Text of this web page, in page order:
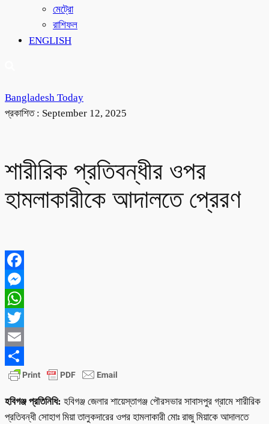
মেট্রো
রাশিফল
ENGLISH
Bangladesh Today
প্রকাশিত : September 12, 2025
শারীরিক প্রতিবন্ধীর ওপর
হামলাকারীকে আদালতে প্রেরণ
Facebook
Messenger
WhatsApp
Twitter
Email
Share
হবিগঞ্জ প্রতিনিধি: হবিগঞ্জ জেলার শায়েস্তাগঞ্জ পৌরসভার সাবাসপুর গ্রামে শারীরিক
প্রতিবন্ধী সোহাগ মিয়া তালুকদারের ওপর হামলাকারী মোঃ রাজু মিয়াকে আদালতে